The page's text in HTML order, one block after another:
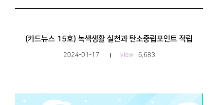
(카드뉴스 15호) 녹색생활 실천과 탄소중립포인트 적립
2024-01-17 view 6,683